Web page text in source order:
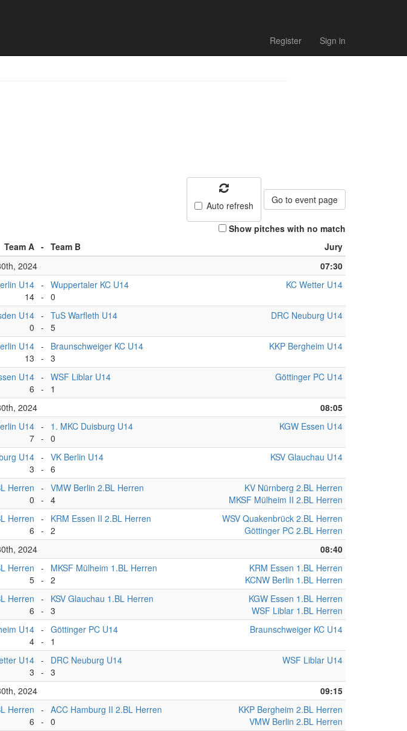
Register Sign in
list
Auto refresh
Go to event page
Show pitches with no match
Team A - Team B
Jury
2024
07:30
U14
14
-
-
Wuppertaler KC U14
0
KC Wetter U14
U14
0
-
-
TuS Warfleth U14
5
DRC Neuburg U14
U14
13
-
-
Braunschweiger KC U14
3
KKP Bergheim U14
U14
6
-
-
WSF Liblar U14
1
Göttinger PC U14
2024
08:05
U14
7
-
-
1. MKC Duisburg U14
0
KGW Essen U14
U14
3
-
-
VK Berlin U14
6
KSV Glauchau U14
Herren
0
-
-
VMW Berlin 2.BL Herren
4
KV Nürnberg 2.BL Herren
MKSF Mülheim II 2.BL Herren
Herren
6
-
-
KRM Essen II 2.BL Herren
2
WSV Quakenbrück 2.BL Herren
Göttinger PC 2.BL Herren
2024
08:40
Herren
5
-
-
MKSF Mülheim 1.BL Herren
2
KRM Essen 1.BL Herren
KCNW Berlin 1.BL Herren
Herren
6
-
-
KSV Glauchau 1.BL Herren
3
KGW Essen 1.BL Herren
WSF Liblar 1.BL Herren
U14
4
-
-
Göttinger PC U14
1
Braunschweiger KC U14
U14
3
-
-
DRC Neuburg U14
3
WSF Liblar U14
2024
09:15
Herren
6
-
-
ACC Hamburg II 2.BL Herren
0
KKP Bergheim 2.BL Herren
VMW Berlin 2.BL Herren